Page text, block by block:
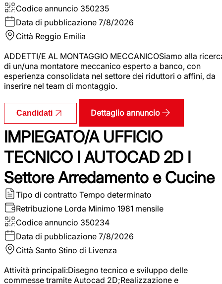
Codice annuncio 350235
Data di pubblicazione 7/8/2026
Città Reggio Emilia
ADDETTI/E AL MONTAGGIO MECCANICOSiamo alla
di un/una montatore meccanico esperto a banco, con
esperienza consolidata nel settore dei riduttori o affini, da
inserire nel team di montaggio.
Candidati Dettaglio annuncio
IMPIEGATO/A UFFICIO
TECNICO I AUTOCAD 2D I
Settore Arredamento e Cucine
Tipo di contratto Tempo determinato
Retribuzione Lorda Minimo 1981 mensile
Codice annuncio 350234
Data di pubblicazione 7/8/2026
Città Santo Stino di Livenza
Attività principali:Disegno tecnico e sviluppo delle
commesse tramite Autocad 2D;Realizzazione e